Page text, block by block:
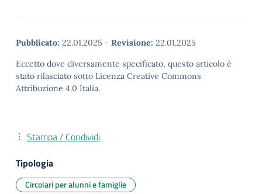
Pubblicato: 22.01.2025 - Revisione: 22.01.2025
Eccetto dove diversamente specificato, questo articolo è
stato rilasciato sotto Licenza Creative Commons
Attribuzione 4.0 Italia.
Stampa / Condividi
Tipologia
Circolari per alunni e famiglie